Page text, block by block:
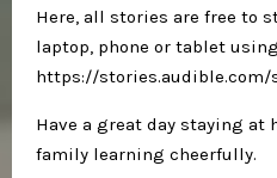
Here, all stories are free to
laptop, phone or tablet
https://
Have a great day staying at
family learning cheerfully.